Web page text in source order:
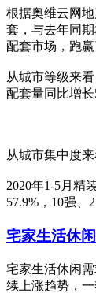
根据奥维云网
套，与去年同
配套市场，跑赢
从城市等级来
配套量同比增长
从城市集中度
2020年1-5月精
57.9%，10强、
宅家生活休
宅家生活休闲
续上涨趋势，